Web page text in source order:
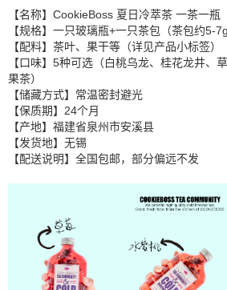
【名称】CookieBoss 夏日冷萃茶 一茶一瓶
【规格】一只玻璃瓶+一只茶包（茶包约5-7g
【配料】茶叶、果干等（详见产品小标签）
【口味】5种可选（白桃乌龙、桂花龙井、
果茶）
【储藏方式】常温密封避光
【保质期】24个月
【产地】福建省泉州市安溪县
【发货地】无锡
【配送说明】全国包邮，部分偏远不发